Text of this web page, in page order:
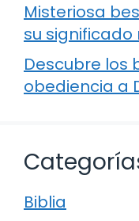
Misteriosa
su significado
Descubre los
obediencia a
Biblia